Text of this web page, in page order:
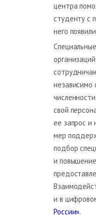
центра
студенту с
него
независимо
свой
ее запрос и
мер
подбор
и
и в
России».